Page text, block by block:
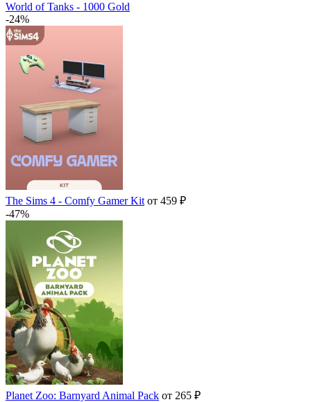
World of Tanks - 1000 Gold
-24%
The Sims 4 - Comfy Gamer Kit от 459 ₽
-47%
Planet Zoo: Barnyard Animal Pack от 265 ₽